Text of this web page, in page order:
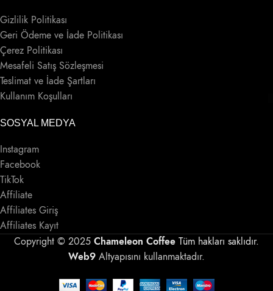
Gizlilik Politikası
Geri Ödeme ve İade Politikası
Çerez Politikası
Mesafeli Satış Sözleşmesi
Teslimat ve İade Şartları
Kullanım Koşulları
SOSYAL MEDYA
Instagram
Facebook
TikTok
Affiliate
Affiliates Giriş
Affiliates Kayıt
Copyright © 2025 Chameleon Coffee Tüm hakları saklıdır.
Web9 Altyapısını kullanmaktadır.